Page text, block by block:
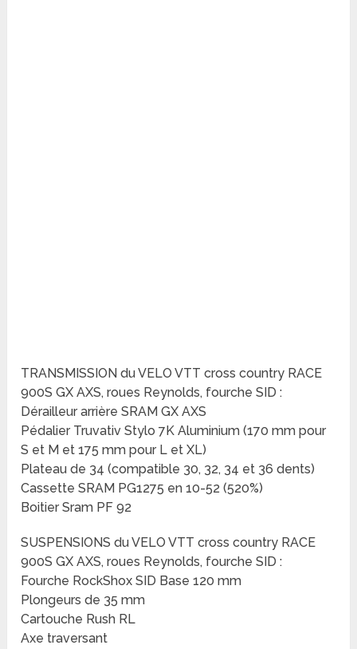
TRANSMISSION du VELO VTT cross country RACE
900S GX AXS, roues Reynolds, fourche SID :
Dérailleur arrière SRAM GX AXS
Pédalier Truvativ Stylo 7K Aluminium (170 mm pour
S et M et 175 mm pour L et XL)
Plateau de 34 (compatible 30, 32, 34 et 36 dents)
Cassette SRAM PG1275 en 10-52 (520%)
Boitier Sram PF 92
SUSPENSIONS du VELO VTT cross country RACE
900S GX AXS, roues Reynolds, fourche SID :
Fourche RockShox SID Base 120 mm
Plongeurs de 35 mm
Cartouche Rush RL
Axe traversant